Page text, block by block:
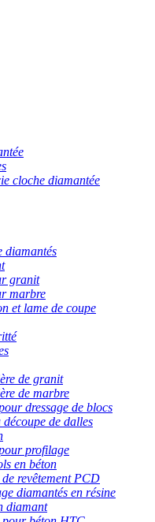
cloche diamantée
diamantés
granit
marbre
et lame de coupe
de granit
de marbre
dressage de blocs
de dalles
profilage
en béton
revêtement PCD
diamantés en résine
diamant